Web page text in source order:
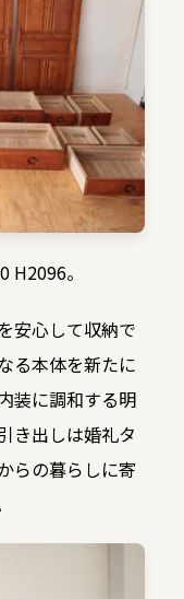
H2096。
安心して収納で
る本体を新たに
装に調和する明
き出しは婚礼タ
らの暮らしに寄